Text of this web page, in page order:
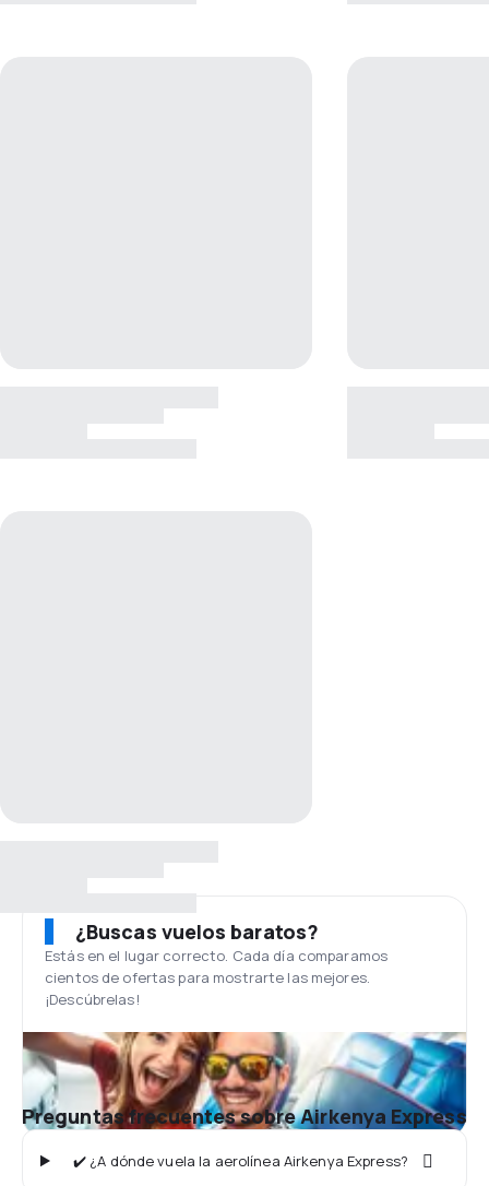
¿Buscas vuelos baratos?
Estás en el lugar correcto. Cada día comparamos
cientos de ofertas para mostrarte las mejores.
¡Descúbrelas!
Preguntas frecuentes sobre Airkenya Express
✔️ ¿A dónde vuela la aerolínea Airkenya Express?